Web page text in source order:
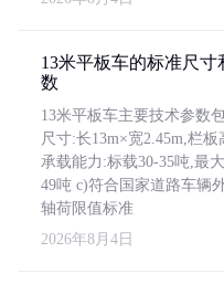
13米平板车的标准尺寸
数
13米平板车主要技术参数
尺寸:长13m×宽2.45m,栏板
承载能力:标载30-35吨,最
49吨 c)符合国家道路车辆
轴荷限值标准
2026年8月4日